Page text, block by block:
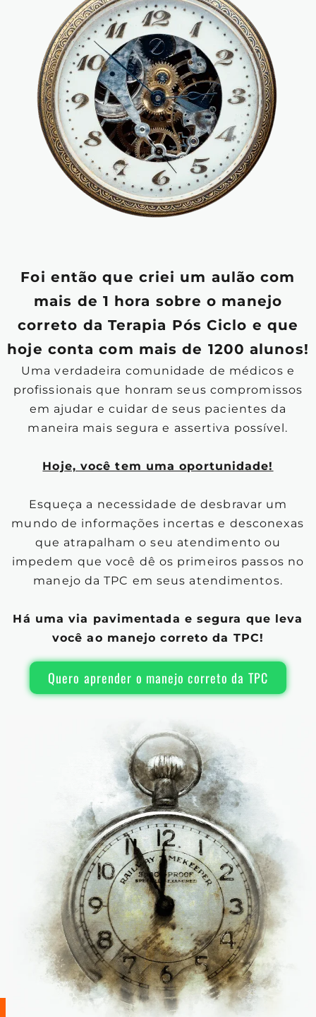
Foi então que criei um aulão com
mais de 1 hora sobre o manejo
correto da Terapia Pós Ciclo e que
hoje conta com mais de 1200 alunos!
Uma verdadeira comunidade de médicos e
profissionais que honram seus compromissos
em ajudar e cuidar de seus pacientes da
maneira mais segura e assertiva possível.
Hoje, você tem uma oportunidade!
Esqueça a necessidade de desbravar um
mundo de informações incertas e desconexas
que atrapalham o seu atendimento ou
impedem que você dê os primeiros passos no
manejo da TPC em seus atendimentos.
Há uma via pavimentada e segura que leva
você ao manejo correto da TPC!
Quero aprender o manejo correto da TPC